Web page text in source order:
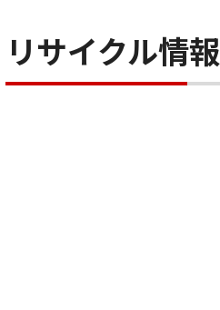
リサイクル情報